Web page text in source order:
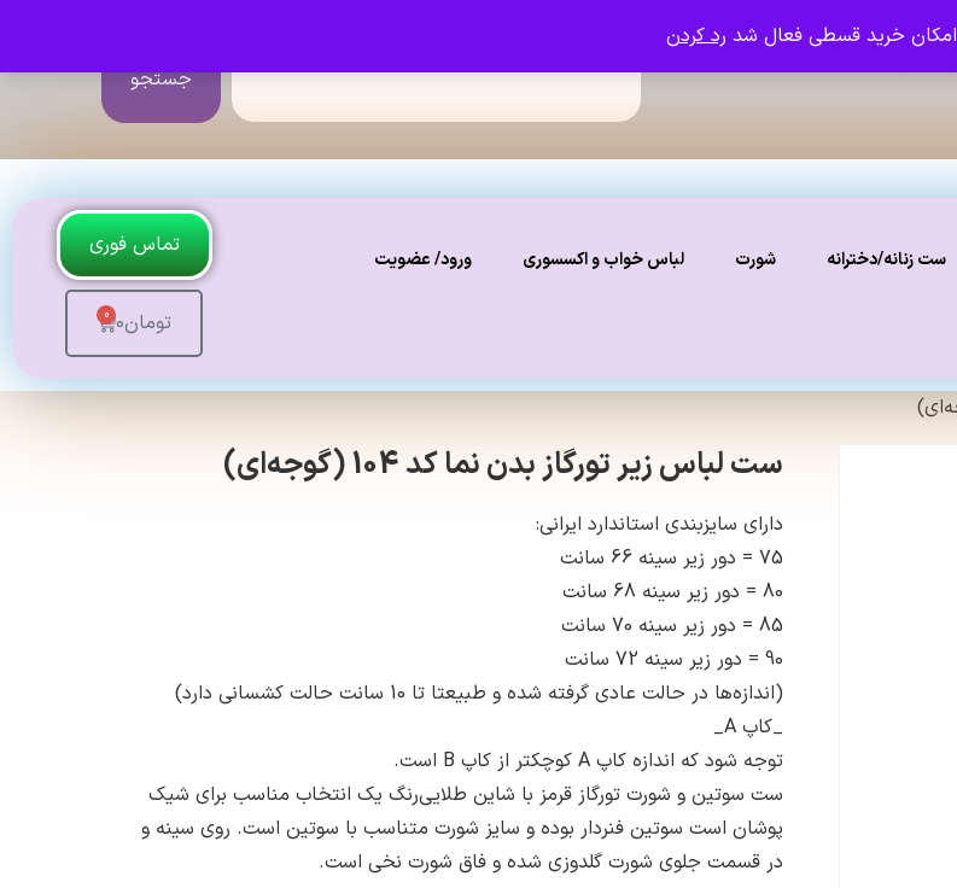
امکان خرید قسطی فعال شد رد کردن
جستجو
ست زنانه/دخترانه شورت لباس خواب و اکسسوری ورود/ عضویت
تماس فوری
تومان0
0
ست لباس زیر تورگاز بدن نما کد 104 (گوجه‌ای)
دارای سایزبندی استاندارد ایرانی:
75 = دور زیر سینه 66 سانت
80 = دور زیر سینه 68 سانت
85 = دور زیر سینه 70 سانت
90 = دور زیر سینه 72 سانت
(اندازه‌ها در حالت عادی گرفته شده و طبیعتا تا 10 سانت حالت کشسانی دارد)
_کاپ A_
توجه شود که اندازه کاپ A کوچکتر از کاپ B است.
ست سوتین و شورت تورگاز قرمز با شاین طلایی‌رنگ یک انتخاب مناسب برای شیک
پوشان است سوتین فنردار بوده و سایز شورت متناسب با سوتین است. روی سینه و
در قسمت جلوی شورت گلدوزی شده و فاق شورت نخی است.